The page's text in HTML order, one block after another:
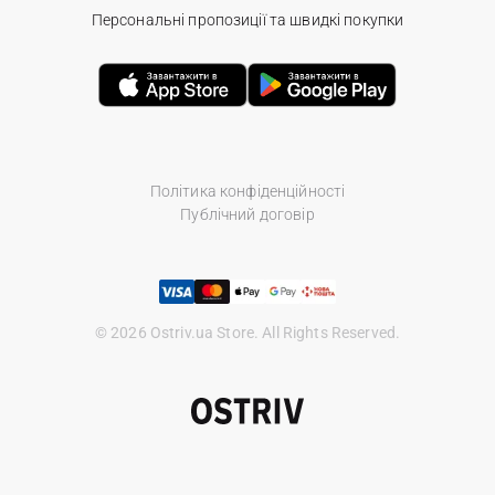
Політика конфіденційності
Публічний договір
© 2026 Ostriv.ua Store. All Rights Reserved.
Персональні пропозиції та швидкі покупки